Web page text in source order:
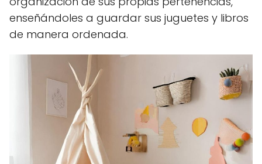
enseñándoles a guardar sus juguetes y libros
de manera ordenada.